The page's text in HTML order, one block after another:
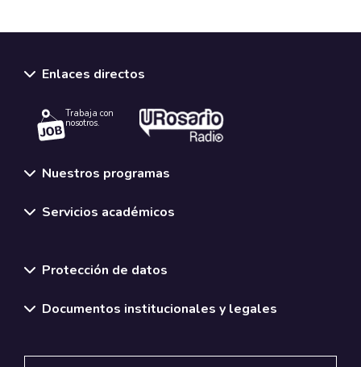
Enlaces directos
Trabaja con
nosotros.
Nuestros programas
Servicios académicos
Protección de datos
Documentos institucionales y legales